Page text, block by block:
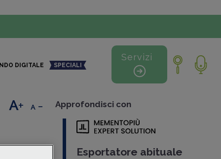
DIGITALE SPECIALI
Servizi
+ - Approfondisci con
Esportatore abituale